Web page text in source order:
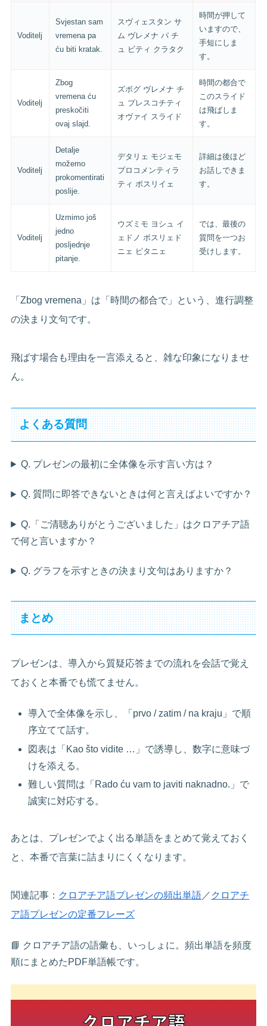
Voditelj
Svjestan sam
vremena pa
ću biti kratak.
スヴィェスタン サ
ム ヴレメナ パ チ
ュ ビティ クラタク
時間が押して
いますので、
手短にしま
す。
Voditelj
Zbog
vremena ću
preskočiti
ovaj slajd.
ズボグ ヴレメナ チ
ュ プレスコチティ
オヴァイ スライド
時間の都合で
このスライド
は飛ばしま
す。
Voditelj
Detalje
možemo
prokomentirati
poslije.
デタリェ モジェモ
プロコメンティラ
ティ ポスリイェ
詳細は後ほど
お話しできま
す。
Voditelj
Uzmimo još
jedno
posljednje
pitanje.
ウズミモ ヨシュ イ
ェドノ ポスリェド
ニェ ピタニェ
では、最後の
質問を一つお
受けします。
「Zbog vremena」は「時間の都合で」という、進行調整
の決まり文句です。
飛ばす場合も理由を一言添えると、雑な印象になりませ
ん。
よくある質問
Q. プレゼンの最初に全体像を示す言い方は？
Q. 質問に即答できないときは何と言えばよいですか？
Q.「ご清聴ありがとうございました」はクロアチア語
で何と言いますか？
Q. グラフを示すときの決まり文句はありますか？
まとめ
プレゼンは、導入から質疑応答までの流れを会話で覚え
ておくと本番でも慌てません。
導入で全体像を示し、「prvo / zatim / na kraju」で順
序立てて話す。
図表は「Kao što vidite …」で誘導し、数字に意味づ
けを添える。
難しい質問は「Rado ću vam to javiti naknadno.」で
誠実に対応する。
あとは、プレゼンでよく出る単語をまとめて覚えておく
と、本番で言葉に詰まりにくくなります。
関連記事： クロアチア語プレゼンの頻出単語 ／ クロアチ
ア語プレゼンの定番フレーズ
📘 クロアチア語の語彙も、いっしょに。頻出単語を頻度
順にまとめたPDF単語帳です。